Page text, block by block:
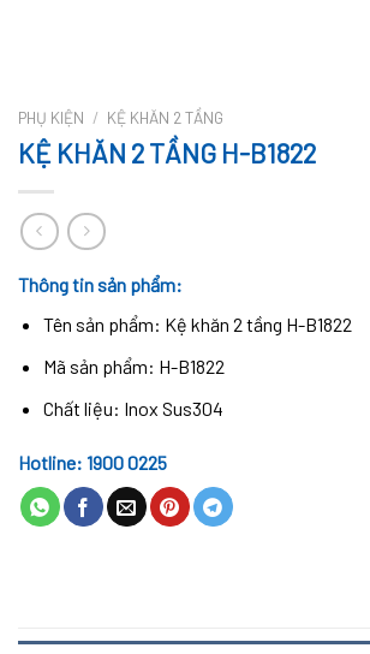
PHỤ KIỆN / KỆ KHĂN 2 TẦNG
KỆ KHĂN 2 TẦNG H-B1822
Thông tin sản phẩm:
Tên sản phẩm: Kệ khăn 2 tầng H-B1822
Mã sản phẩm: H-B1822
Chất liệu: Inox Sus304
Hotline: 1900 0225